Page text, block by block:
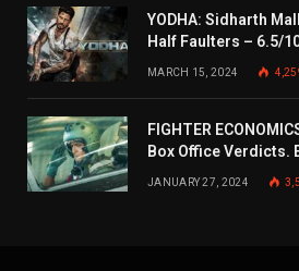
YODHA: Sidharth
Half Faulters – 6.5/
MARCH 15, 2024
FIGHTER
Box Office Verdicts.
JANUARY 27, 2024